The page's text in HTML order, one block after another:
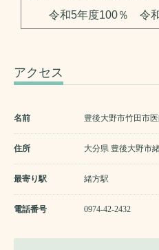
令和5年度100％ 令和
アクセス
名前 豊後大野市竹田市
住所 大分県 豊後大野市
最寄り駅 緒方駅
電話番号 0974-42-2432